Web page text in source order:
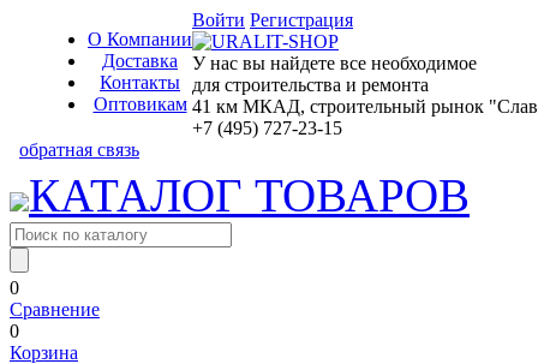
О Компании
Доставка
Контакты
Оптовикам
Войти Регистрация
У нас вы найдете все необходимое
для строительства и ремонта
41 км МКАД, строительный рынок
+7 (495) 727-23-15
обратная связь
КАТАЛОГ ТОВАРОВ
0
Сравнение
0
Корзина